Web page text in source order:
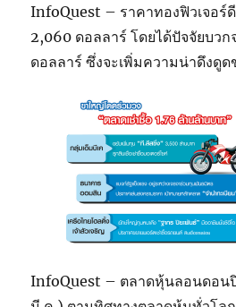
InfoQuest – ราคาทองฟิวเจอร์
2,060 ดอลลาร์ โดยได้ปัจจัยบว
ดอลลาร์ ซึ่งจะเพิ่มความน่าดึงดู
InfoQuest – ตลาดหุ้นลอนดอน